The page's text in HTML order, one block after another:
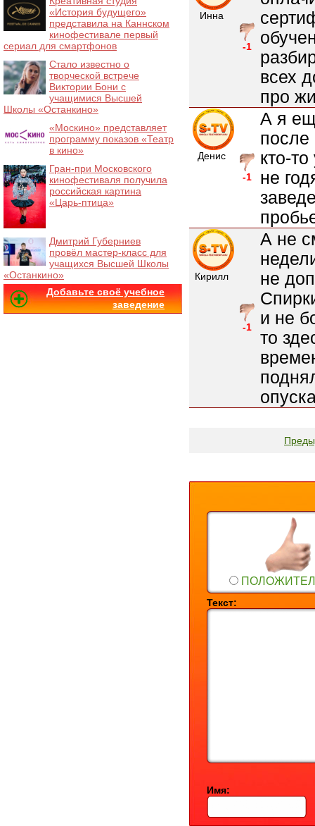
Инна
-1
всех
про
Денис
-1
А я
после
кто-
не
Кирилл
-1
А не
не
и не
то
Текст:
Имя:
«История будущего»
представила на Каннском
кинофестивале первый
сериал для смартфонов
Стало известно о
творческой встрече
Виктории Бони с
учащимися Высшей
Школы «Останкино»
«Москино» представляет
программу показов «Театр
в кино»
Гран-при Московского
кинофестиваля получила
российская картина
«Царь-птица»
Дмитрий Губерниев
провёл мастер-класс для
учащихся Высшей Школы
«Останкино»
Добавьте своё учебное
заведение